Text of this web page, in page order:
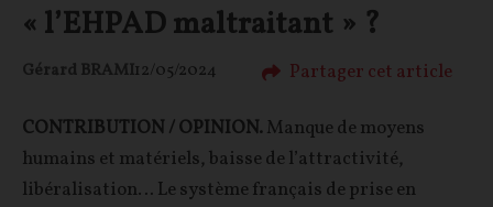
« l’EHPAD maltraitant » ?
Gérard BRAMI12/05/2024 Partager cet article
CONTRIBUTION / OPINION.Manque de moyens
humains et matériels, baisse de l’attractivité,
libéralisation… Le système français de prise en